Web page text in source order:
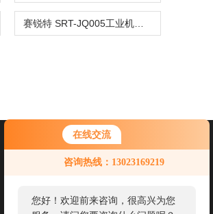
在线交流
咨询热线：13023169219
您好！欢迎前来咨询，很高兴为您
联系我们
联系电话：